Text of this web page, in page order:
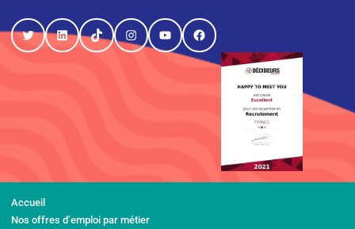
TwitterLinkedInTikTokInstagram
YouTubeFacebook
Accueil
Nos offres d’emploi par métier